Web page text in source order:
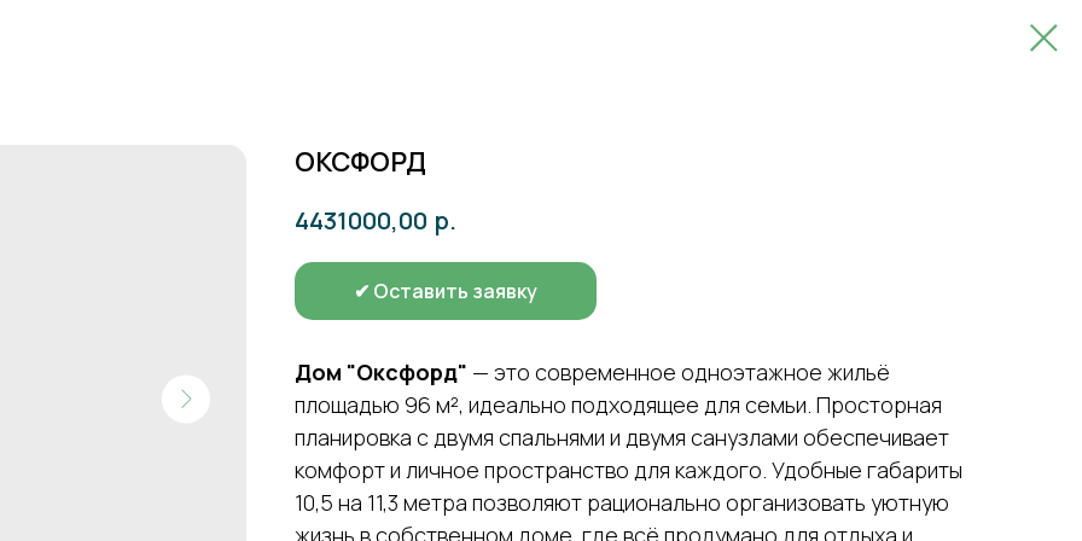
ОКСФОРД
4431000,00 р.
✔ Оставить заявку
Дом "Оксфорд" — это современное одноэтажное жильё
площадью 96 м², идеально подходящее для семьи. Просторная
планировка с двумя спальнями и двумя санузлами обеспечивает
комфорт и личное пространство для каждого. Удобные габариты
10,5 на 11,3 метра позволяют рационально организовать уютную
жизнь в собственном доме, где всё продумано для отдыха и